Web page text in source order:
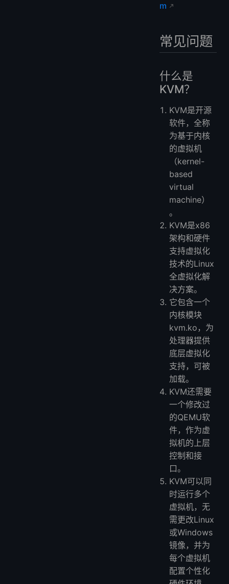
m
常见问题
什么是
KVM？
KVM是开源
软件，全称
为基于内核
的虚拟机
（kernel-
based
virtual
machine）
。
KVM是x86
架构和硬件
支持虚拟化
技术的Linux
全虚拟化解
决方案。
它包含一个
内核模块
kvm.ko，为
处理器提供
底层虚拟化
支持，可被
加载。
KVM还需要
一个修改过
的QEMU软
件，作为虚
拟机的上层
控制和接
口。
KVM可以同
时运行多个
虚拟机，无
需更改Linux
或Windows
镜像，并为
每个虚拟机
配置个性化